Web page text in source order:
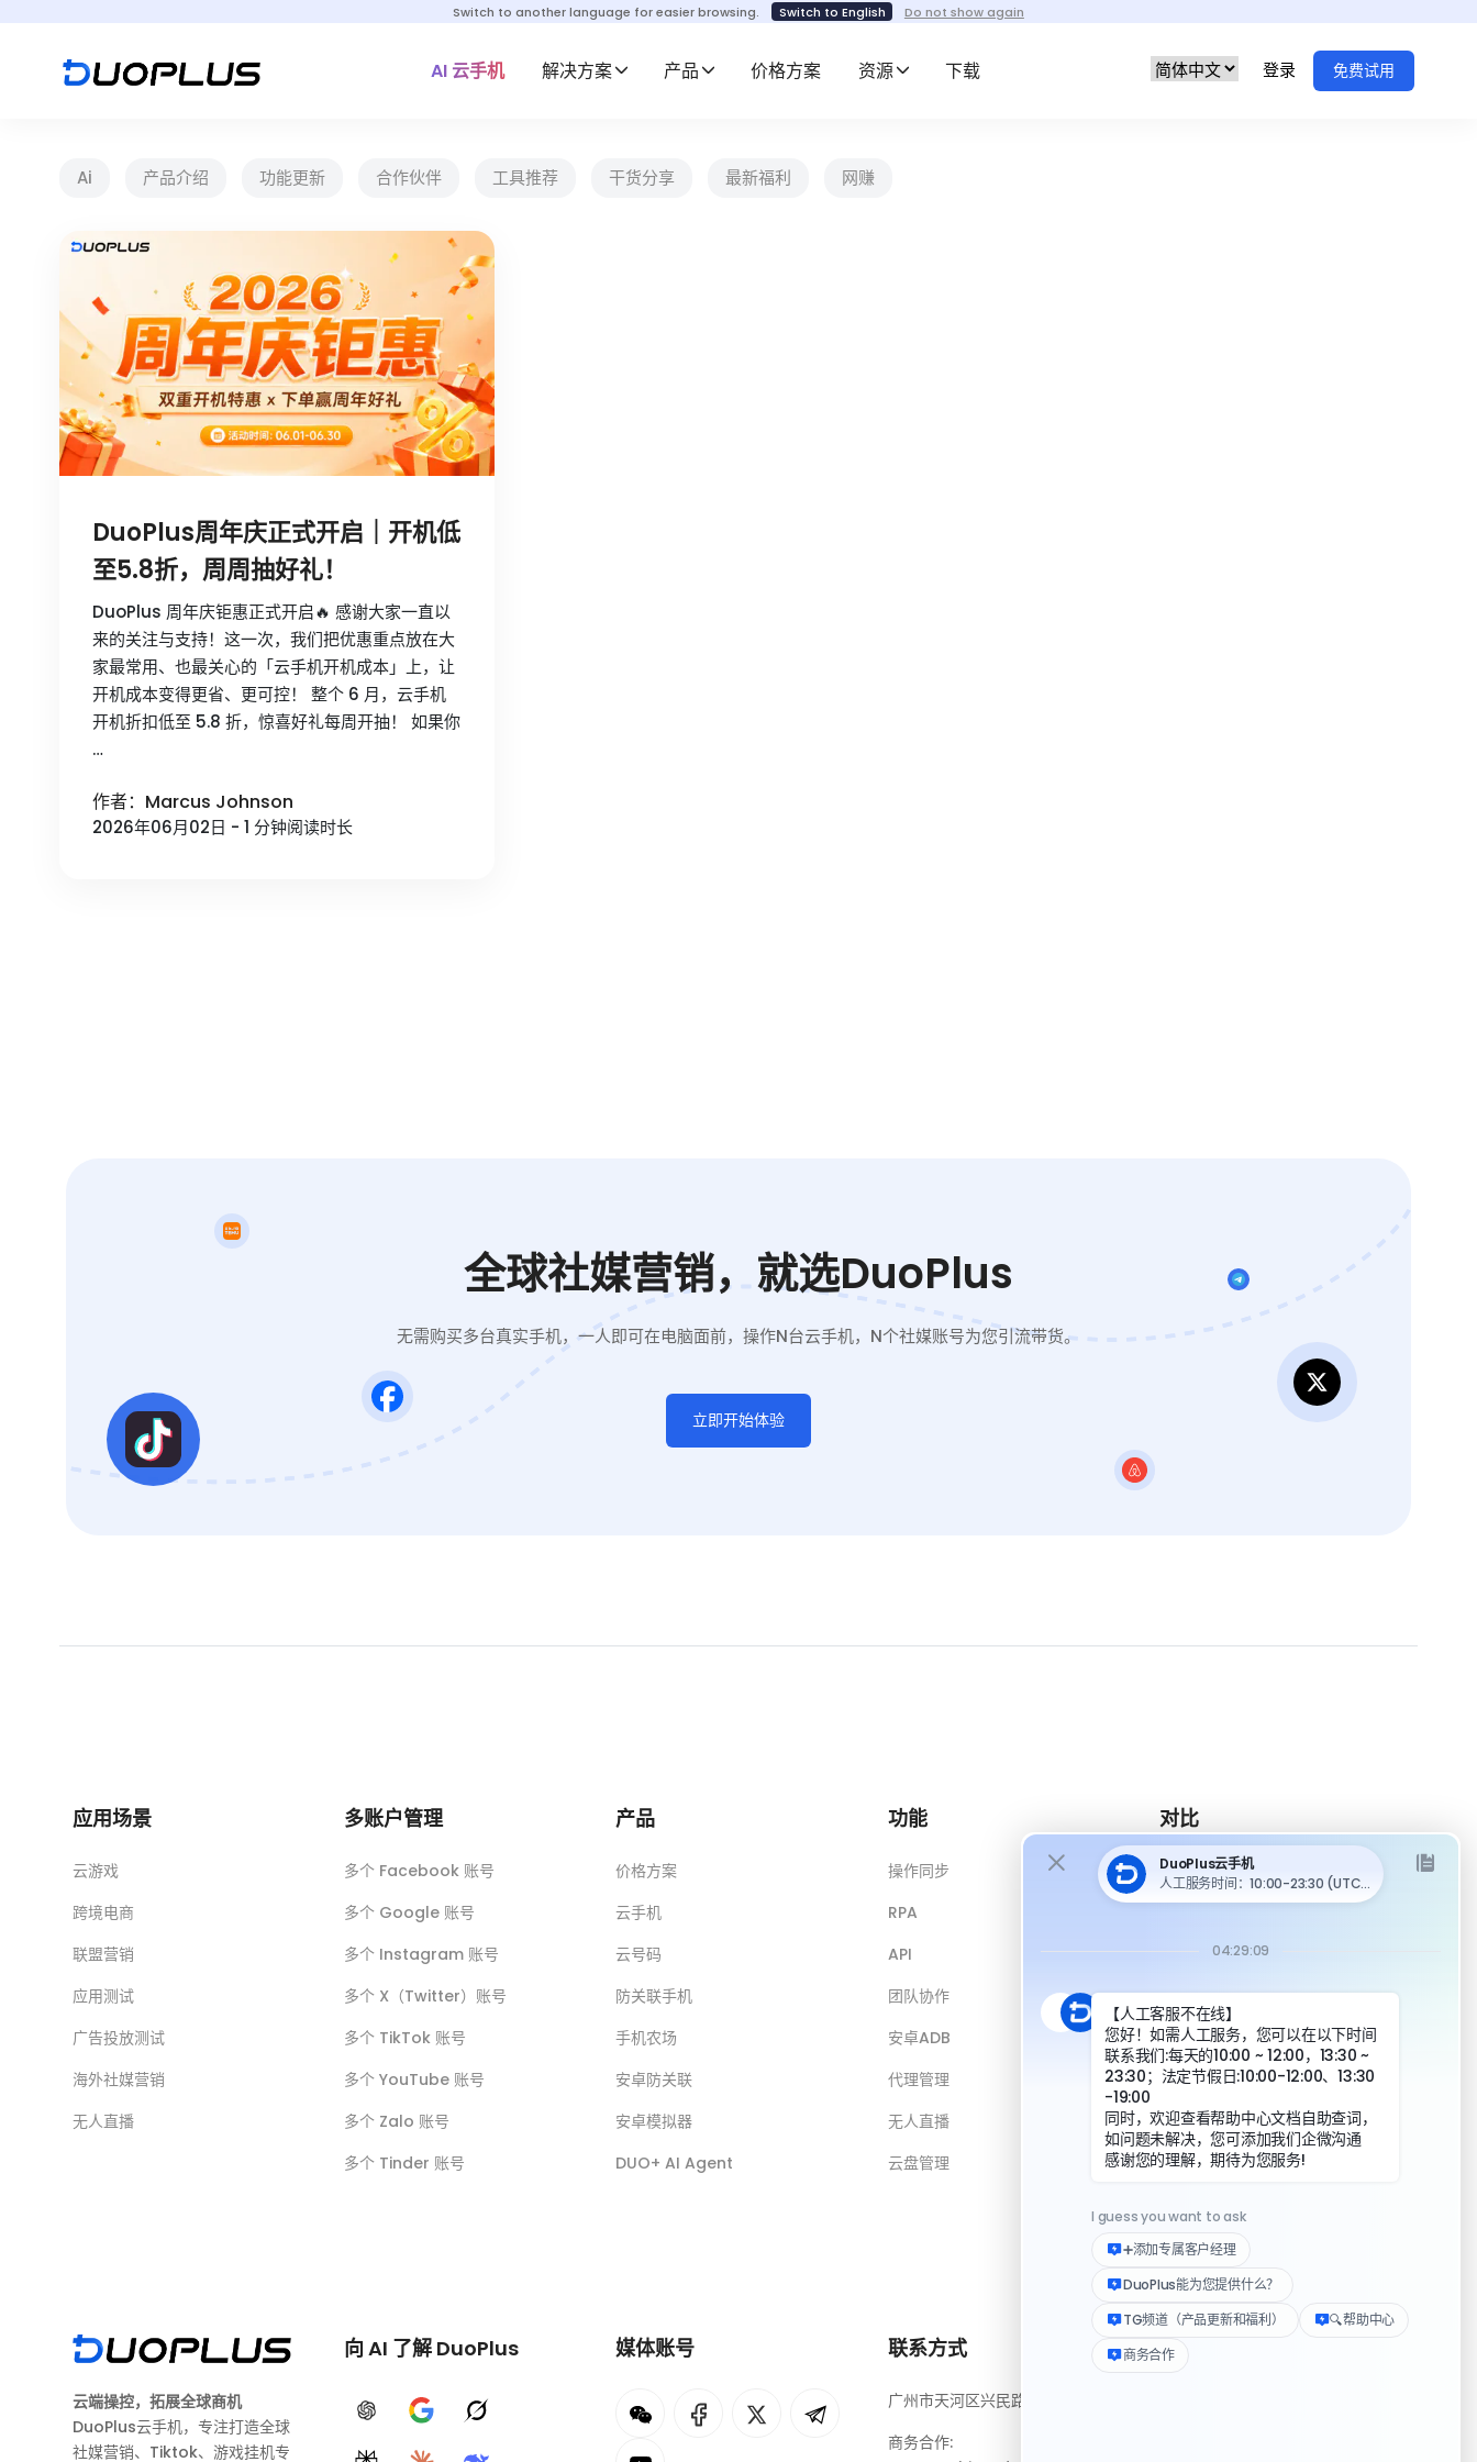
Switch to another language for easier browsing. Switch to English Do not show again
AI 云手机 解决方案 产品 价格方案 资源 下载 登录 免费试用
Ai 产品介绍 功能更新 合作伙伴 工具推荐 干货分享 最新福利 网赚
DuoPlus周年庆正式开启｜开机低
至5.8折，周周抽好礼！
DuoPlus 周年庆钜惠正式开启🔥 感谢大家一直以
来的关注与支持！这一次，我们把优惠重点放在大
家最常用、也最关心的「云手机开机成本」上，让
开机成本变得更省、更可控！ 整个 6 月，云手机
开机折扣低至 5.8 折，惊喜好礼每周开抽！ 如果你
…
作者：Marcus Johnson
2026年06月02日 - 1 分钟阅读时长
全球社媒营销，就选DuoPlus
无需购买多台真实手机，一人即可在电脑面前，操作N台云手机，N个社媒账号为您引流带货。
立即开始体验
应用场景
云游戏
跨境电商
联盟营销
应用测试
广告投放测试
海外社媒营销
无人直播
多账户管理
多个 Facebook 账号
多个 Google 账号
多个 Instagram 账号
多个 X（Twitter）账号
多个 TikTok 账号
多个 YouTube 账号
多个 Zalo 账号
多个 Tinder 账号
产品
价格方案
云手机
云号码
防关联手机
手机农场
安卓防关联
安卓模拟器
DUO+ AI Agent
功能
操作同步
RPA
API
团队协作
安卓ADB
代理管理
无人直播
云盘管理
对比
DuoPlus 对比 MoreLogin
DuoPlus 对比安卓模拟器
DuoPlus 对比指纹浏览器
DuoPlus 对比实体机
云端操控，拓展全球商机
DuoPlus云手机，专注打造全球
社媒营销、Tiktok、游戏挂机专
向 AI 了解 DuoPlus
ChatGPTGoogle AIGrok
媒体账号 联系方式
广州市天河区兴民路222号3310房
商务合作:
资源